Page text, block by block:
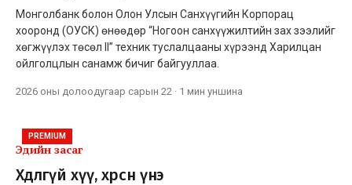
Монголбанк болон Олон Улсын Санхүүгийн Корпорац
хооронд (ОУСК) өнөөдөр “Ногоон санхүүжилтийн зах зээлийг
хөгжүүлэх төсөл II” техник туслалцааны хүрээнд Харилцан
ойлголцлын санамж бичиг байгууллаа.
2026 оны долоодугаар сарын 22 · 1 мин уншина
PREMIUM
Эдийн засаг
Хөдлөөгүй хүү, хөөрсөн үнэ